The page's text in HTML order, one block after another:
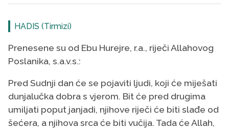
HADIS (Tirmizi)
Prenesene su od Ebu Hurejre, r.a., riječi Allahovog
Poslanika, s.a.v.s.:
Pred Sudnji dan će se pojaviti ljudi, koji će miješati
dunjalučka dobra s vjerom. Bit će pred drugima
umiljati poput janjadi, njihove riječi će biti slađe od
šećera, a njihova srca će biti vučija. Tada će Allah,